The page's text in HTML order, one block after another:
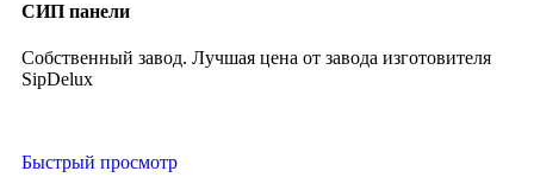
СИП панели
Собственный завод. Лучшая цена от завода изготовителя
SipDelux
Быстрый просмотр